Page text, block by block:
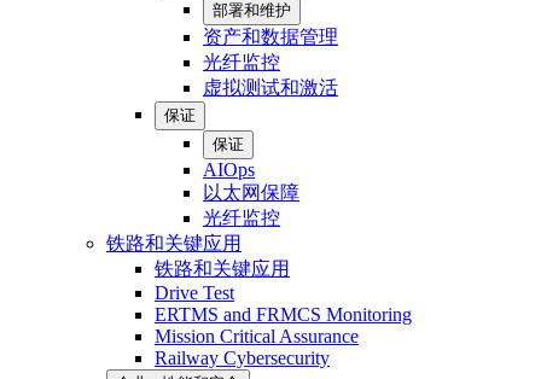
部署和维护
资产和数据管理
光纤监控
虚拟测试和激活
保证
保证
AIOps
以太网保障
光纤监控
铁路和关键应用
铁路和关键应用
Drive Test
ERTMS and FRMCS Monitoring
Mission Critical Assurance
Railway Cybersecurity